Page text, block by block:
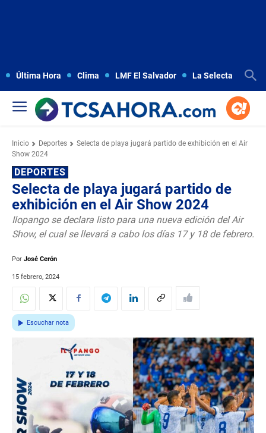
Última Hora Clima LMF El Salvador La Selecta
Inicio Deportes
Selecta de playa jugará partido de exhibición en el Air
Show 2024
DEPORTES
Selecta de playa jugará partido de
exhibición en el Air Show 2024
Ilopango se declara listo para una nueva edición del Air
Show, el cual se llevará a cabo los días 17 y 18 de febrero.
Por José Cerón
15 febrero, 2024
Escuchar nota